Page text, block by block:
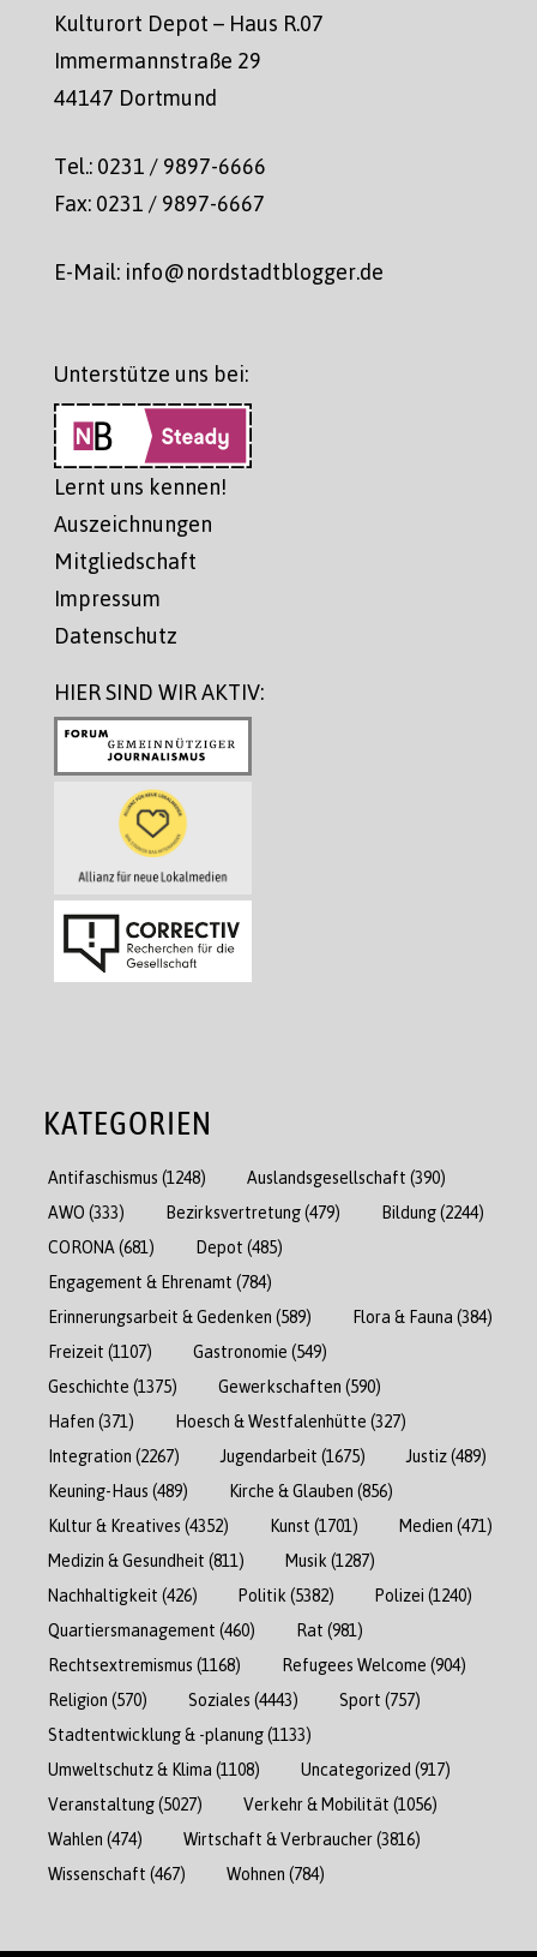
Kulturort Depot – Haus R.07
Immermannstraße 29
44147 Dortmund
Tel.: 0231 / 9897-6666
Fax: 0231 / 9897-6667
E-Mail: info@nordstadtblogger.de
Unterstütze uns bei:
Lernt uns kennen!
Auszeichnungen
Mitgliedschaft
Impressum
Datenschutz
HIER SIND WIR AKTIV:
KATEGORIEN
Antifaschismus (1248) Auslandsgesellschaft (390)
AWO (333) Bezirksvertretung(479) Bildung(2244)
CORONA (681) Depot (485)
Engagement & Ehrenamt (784)
Erinnerungsarbeit & Gedenken (589) Flora & Fauna (384)
Freizeit (1107) Gastronomie (549)
Geschichte (1375) Gewerkschaften (590)
Hafen (371) Hoesch & Westfalenhütte (327)
Integration (2267) Jugendarbeit (1675) Justiz(489)
Keuning-Haus (489) Kirche & Glauben (856)
Kultur & Kreatives (4352) Kunst (1701) Medien (471)
Medizin & Gesundheit (811) Musik (1287)
Nachhaltigkeit (426) Politik (5382) Polizei (1240)
Quartiersmanagement (460) Rat (981)
Rechtsextremismus (1168) Refugees Welcome (904)
Religion (570) Soziales (4443) Sport (757)
Stadtentwicklung & -planung(1133)
Umweltschutz & Klima (1108) Uncategorized (917)
Veranstaltung(5027) Verkehr & Mobilität (1056)
Wahlen (474) Wirtschaft & Verbraucher(3816)
Wissenschaft (467) Wohnen (784)